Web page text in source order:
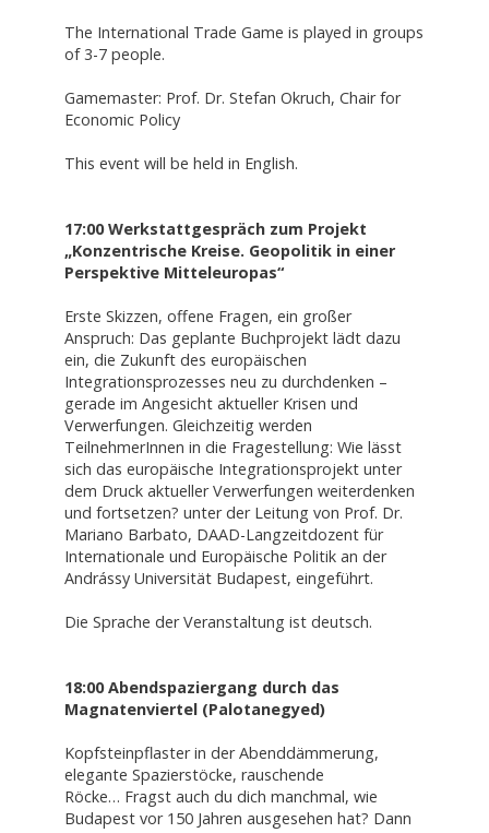
The International Trade Game is played in groups
of 3-7 people.
Gamemaster: Prof. Dr. Stefan Okruch, Chair for
Economic Policy
This event will be held in English.
17:00 Werkstattgespräch zum Projekt
„Konzentrische Kreise. Geopolitik in einer
Perspektive Mitteleuropas“
Erste Skizzen, offene Fragen, ein großer
Anspruch: Das geplante Buchprojekt lädt dazu
ein, die Zukunft des europäischen
Integrationsprozesses neu zu durchdenken –
gerade im Angesicht aktueller Krisen und
Verwerfungen. Gleichzeitig werden
TeilnehmerInnen in die Fragestellung: Wie lässt
sich das europäische Integrationsprojekt unter
dem Druck aktueller Verwerfungen weiterdenken
und fortsetzen? unter der Leitung von Prof. Dr.
Mariano Barbato, DAAD-Langzeitdozent für
Internationale und Europäische Politik an der
Andrássy Universität Budapest, eingeführt.
Die Sprache der Veranstaltung ist deutsch.
18:00 Abendspaziergang durch das
Magnatenviertel (Palotanegyed)
Kopfsteinpflaster in der Abenddämmerung,
elegante Spazierstöcke, rauschende
Röcke… Fragst auch du dich manchmal, wie
Budapest vor 150 Jahren ausgesehen hat? Dann